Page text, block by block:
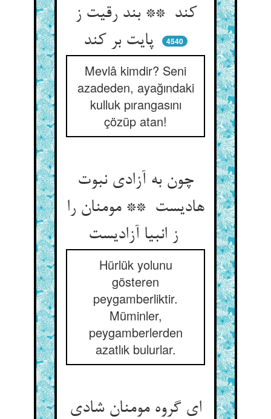
کند ** بند رقیت ز
4540
Mevlâ kimdir? Seni
azadeden, ayağındaki
kulluk pırangasını
çözüp atan!
چون به آزادی نبوت
هادیست ** مومنان را
Hürlük yolunu
gösteren
peygamberliktir.
Müminler,
peygamberlerden
azatlık bulurlar.
ای گروه مومنان شادی